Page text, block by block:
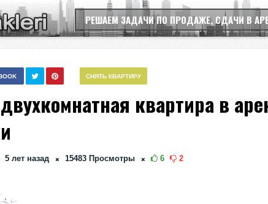
РЕШАЕМ ЗАДАЧИ ПО ПРОДАЖЕ, СДАЧИ В
СНЯТЬ КВАРТИРУ
квартира в
5 лет назад 15483 Просмотры 6 2